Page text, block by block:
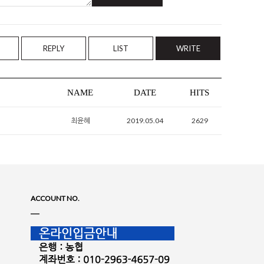
REPLY LIST WRITE
NAME DATE HITS
최윤혜 2019.05.04 2629
ACCOUNT NO.